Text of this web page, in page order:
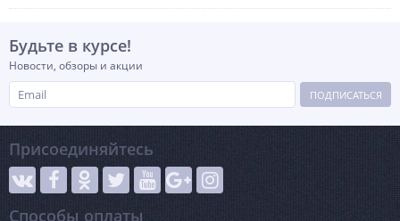
Будьте в курсе!
Новости, обзоры и акции
ПОДПИСАТЬСЯ
Присоединяйтесь
Способы оплаты